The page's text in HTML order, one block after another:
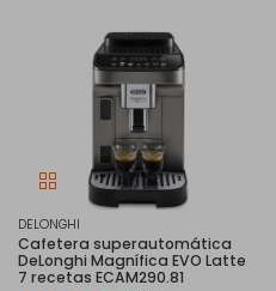
DELONGHI
Cafetera superautomática
DeLonghi Magnífica EVO Latte
7 recetas ECAM290.81